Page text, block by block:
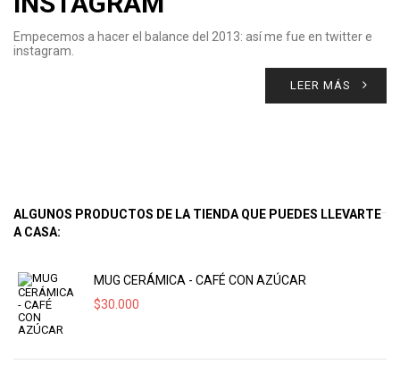
Empecemos a hacer el balance del 2013: así me fue en twitter e
instagram.
LEER MÁS
ALGUNOS PRODUCTOS DE LA TIENDA QUE PUEDES LLEVARTE
A CASA:
MUG CERÁMICA - CAFÉ CON AZÚCAR
$30.000